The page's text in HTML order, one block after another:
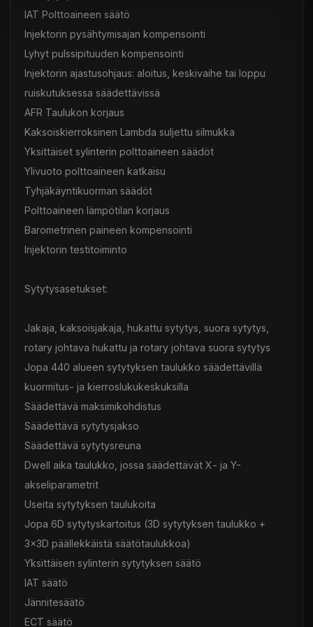
IAT Polttoaineen säätö
Injektorin pysähtymisajan kompensointi
Lyhyt pulssipituuden kompensointi
Injektorin ajastusohjaus: aloitus, keskivaihe tai loppu
ruiskutuksessa säädettävissä
AFR Taulukon korjaus
Kaksoiskierroksinen Lambda suljettu silmukka
Yksittäiset sylinterin polttoaineen säädöt
Ylivuoto polttoaineen katkaisu
Tyhjäkäyntikuorman säädöt
Polttoaineen lämpötilan korjaus
Barometrinen paineen kompensointi
Injektorin testitoiminto
Sytytysasetukset:
Jakaja, kaksoisjakaja, hukattu sytytys, suora sytytys,
rotary johtava hukattu ja rotary johtava suora sytytys
Jopa 440 alueen sytytyksen taulukko säädettävillä
kuormitus- ja kierroslukukeskuksilla
Säädettävä maksimikohdistus
Säädettävä sytytysjakso
Säädettävä sytytysreuna
Dwell aika taulukko, jossa säädettävät X- ja Y-
akseliparametrit
Useita sytytyksen taulukoita
Jopa 6D sytytyskartoitus (3D sytytyksen taulukko +
3x3D päällekkäistä säätötaulukkoa)
Yksittäisen sylinterin sytytyksen säätö
IAT säätö
Jännitesäätö
ECT säätö